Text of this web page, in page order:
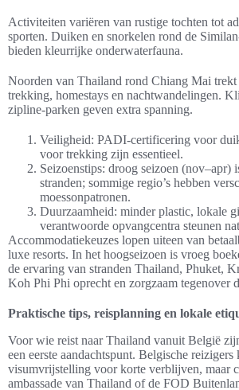
Activiteiten variëren van rustige tochten tot
sporten. Duiken en snorkelen rond de
bieden kleurrijke onderwaterfauna.
Noorden van Thailand rond Chiang Mai trekt
trekking, homestays en nachtwandelingen.
zipline-parken geven extra spanning.
Veiligheid: PADI-certificering voor
voor trekking zijn essentieel.
Seizoenstips: droog seizoen (nov–apr)
stranden; sommige regio’s hebben
moessonpatronen.
Duurzaamheid: minder plastic, lokale
verantwoorde opvangcentra steunen
Accommodatiekeuzes lopen uiteen van
luxe resorts. In het hoogseizoen is vroeg
de ervaring van stranden Thailand, Phuket,
Koh Phi Phi oprecht en zorgzaam tegenover
Praktische tips, reisplanning en lokale
Voor wie reist naar Thailand vanuit België
een eerste aandachtspunt. Belgische
visumvrijstelling voor korte verblijven, maar
ambassade van Thailand of de FOD